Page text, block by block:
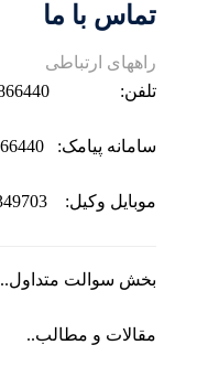
تماس با ما
راههای ارتباطی
تلفن: 88866440 – 021
سامانه پیامک: 982188866440
موبایل وکیل: 09198349703
بخش سوالت متداول..
مقالات و مطالب..